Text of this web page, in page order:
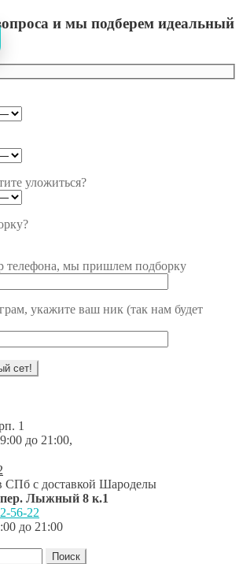
и мы подберем идеальный
уложиться?
телефона, мы пришлем подборку
укажите ваш ник (так нам будет
1
до 21:00,
с доставкой Шароделы
пер. Лыжный 8 к.1
56-22
до 21:00
Поиск